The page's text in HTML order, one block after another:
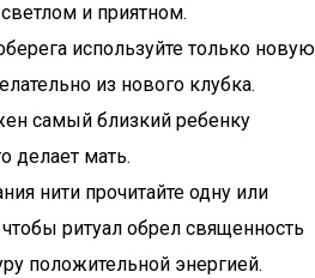
и приятном.
используйте только новую
из нового клубка.
самый близкий ребенку
делает мать.
нити прочитайте одну или
ритуал обрел священность
положительной энергией.